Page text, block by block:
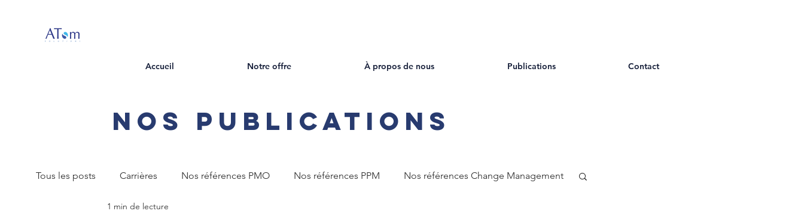
Accueil Notre offre À propos de nous Publications Contact
Nos publications
Tous les posts Carrières Nos références PMO Nos références PPM Nos références Change Management
1 min de lecture